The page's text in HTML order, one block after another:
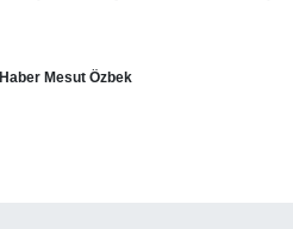
Haber Mesut Özbek